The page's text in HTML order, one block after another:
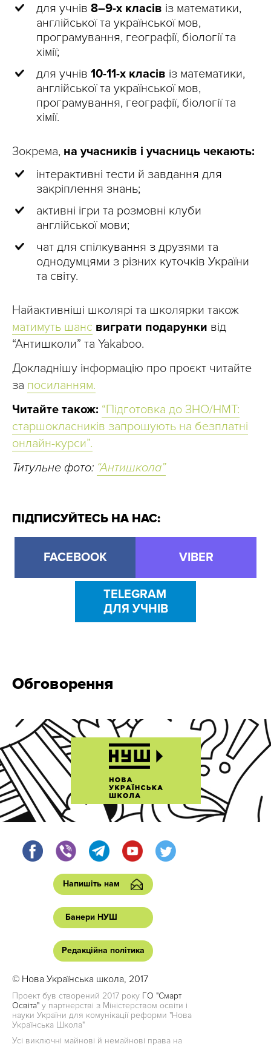
для учнів 8–9-х класів із математики,
англійської та української мов,
програмування, географії, біології та
хімії;
для учнів 10-11-х класів із математики,
англійської та української мов,
програмування, географії, біології та
хімії.
Зокрема, на учасників і учасниць чекають:
інтерактивні тести й завдання для
закріплення знань;
активні ігри та розмовні клуби
англійської мови;
чат для спілкування з друзями та
однодумцями з різних куточків України
та світу.
Найактивніші школярі та школярки також
матимуть шанс виграти подарунки від
“Антишколи” та Yakaboo.
Докладнішу інформацію про проєкт читайте
за посиланням.
Читайте також: “Підготовка до ЗНО/НМТ:
старшокласників запрошують на безплатні
онлайн-курси”.
Титульне фото: “Антишкола”
ПІДПИСУЙТЕСЬ НА НАС:
FACEBOOK VIBER
TELEGRAM
ДЛЯ УЧНІВ
Обговорення
Напишіть нам
Банери НУШ
Редакційна політика
© Нова Українська школа, 2017
Проект був створений 2017 року ГО "Смарт
Освіта" у партнерстві з Міністерством освіти і
науки України для комунікації реформи "Нова
Українська Школа"
Усі виключні майнові й немайнові права на